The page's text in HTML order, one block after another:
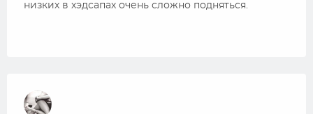
низких в хэдсапах очень сложно подняться.